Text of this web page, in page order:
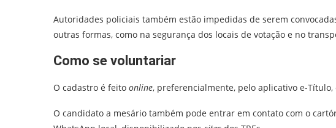
Autoridades policiais também estão impedidas de serem
outras formas, como na segurança dos locais de votação e no
Como se voluntariar
O cadastro é feito online, preferencialmente, pelo aplicativo e-Título,
O candidato a mesário também pode entrar em contato com o